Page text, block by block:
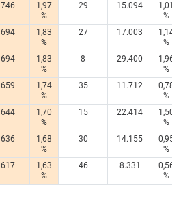
746
1,97
%
29 15.094
1,01
%
694
1,83
%
27 17.003
1,14
%
694
1,83
%
8 29.400
1,96
%
659
1,74
%
35 11.712
0,78
%
644
1,70
%
15 22.414
1,50
%
636
1,68
%
30 14.155
0,95
%
617
1,63
%
46 8.331
0,56
%